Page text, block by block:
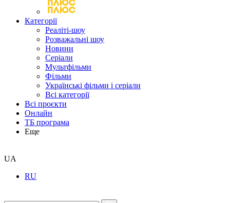
Категорії
Реаліті-шоу
Розважальні шоу
Новини
Серіали
Мультфільми
Фільми
Українські фільми і серіали
Всі категорії
Всі проєкти
Онлайн
ТБ програма
Еще
UA
RU